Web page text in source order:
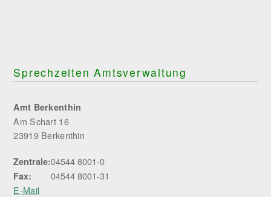
Sprechzeiten Amtsverwaltung
Amt Berkenthin
Am Schart 16
23919 Berkenthin
Zentrale:04544 8001-0
Fax:
04544 8001-31
E-Mail